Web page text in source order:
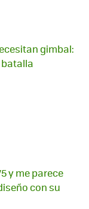
gimbal:
batalla
y me parece
con su